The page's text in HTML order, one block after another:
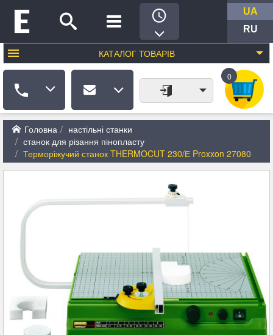
UA
RU
КАТАЛОГ ТОВАРІВ
0
Головна
настільні станки
станок для різання пінопласту
Терморіжучий станок THERMOCUT 230/Е Proxxon 27080